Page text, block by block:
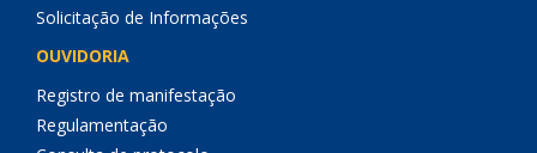
Solicitação de Informações
OUVIDORIA
Registro de manifestação
Regulamentação